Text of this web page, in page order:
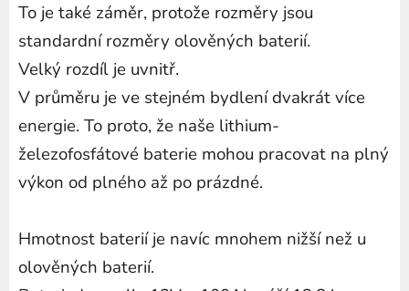
To je také záměr, protože rozměry jsou
standardní rozměry olověných baterií.
Velký rozdíl je uvnitř.
V průměru je ve stejném bydlení dvakrát více
energie. To proto, že naše lithium-
železofosfátové baterie mohou pracovat na plný
výkon od plného až po prázdné.
Hmotnost baterií je navíc mnohem nižší než u
olověných baterií.